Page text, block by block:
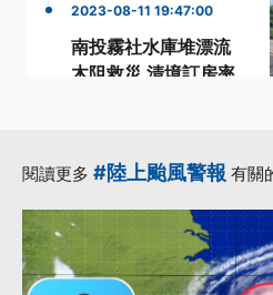
2023-08-11 19:47:00
南投霧社水庫堆漂流
木阻救災 清境訂房率
閱讀更多 #陸上颱風警報 有關